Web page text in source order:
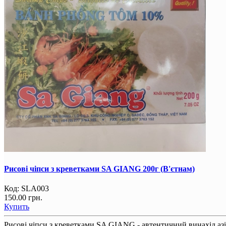
Рисові чіпси з креветками SA GIANG 200г (В'єтнам)
Код: SLA003
150.00 грн.
Купить